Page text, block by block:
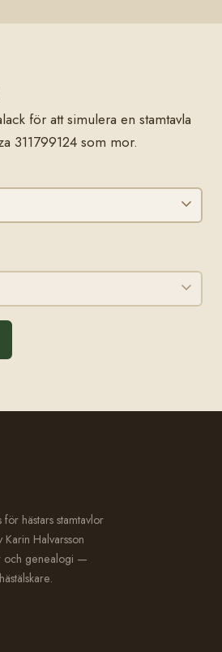
för att simulera en stamtavla
311799124 som mor.
hästars stamtavlor
Halvarsson
och genealogi —